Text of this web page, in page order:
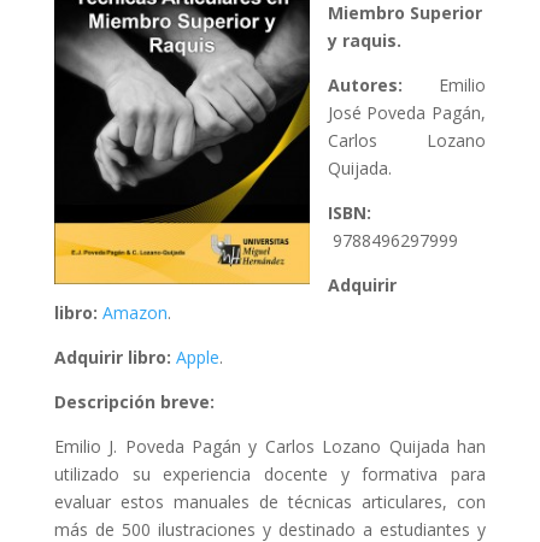
Miembro Superior
y raquis.
Autores: Emilio
José Poveda Pagán,
Carlos Lozano
Quijada.
ISBN:
9788496297999
Adquirir
libro: Amazon.
Adquirir libro: Apple.
Descripción breve:
Emilio J. Poveda Pagán y Carlos Lozano Quijada han
utilizado su experiencia docente y formativa para
evaluar estos manuales de técnicas articulares, con
más de 500 ilustraciones y destinado a estudiantes y